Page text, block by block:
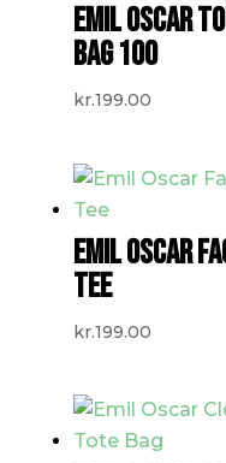
EMIL OSCAR
BAG 100
kr.199.00
EMIL OSCAR
TEE
kr.199.00